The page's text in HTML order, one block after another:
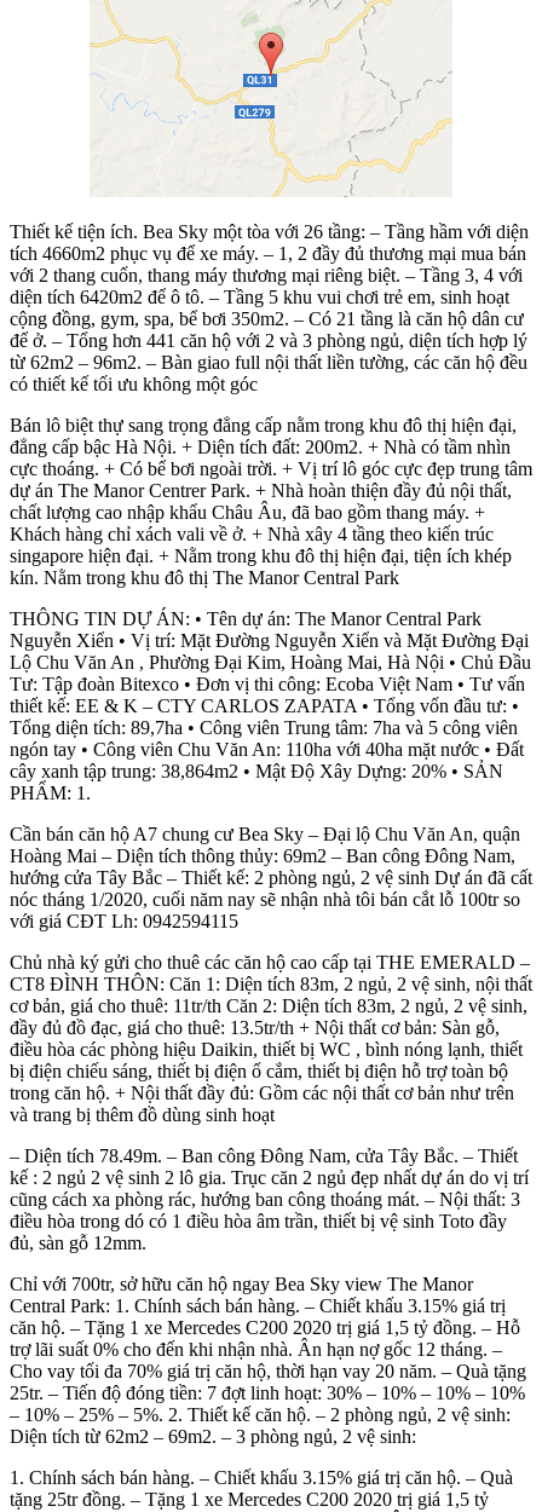
Thiết kế tiện ích. Bea Sky một tòa với 26 tầng: – Tầng hầm với diện
tích 4660m2 phục vụ để xe máy. – 1, 2 đầy đủ thương mại mua bán
với 2 thang cuốn, thang máy thương mại riêng biệt. – Tầng 3, 4 với
diện tích 6420m2 để ô tô. – Tầng 5 khu vui chơi trẻ em, sinh hoạt
cộng đồng, gym, spa, bể bơi 350m2. – Có 21 tầng là căn hộ dân cư
để ở. – Tổng hơn 441 căn hộ với 2 và 3 phòng ngủ, diện tích hợp lý
từ 62m2 – 96m2. – Bàn giao full nội thất liền tường, các căn hộ đều
có thiết kế tối ưu không một góc
Bán lô biệt thự sang trọng đẳng cấp nằm trong khu đô thị hiện đại,
đẳng cấp bậc Hà Nội. + Diện tích đất: 200m2. + Nhà có tầm nhìn
cực thoáng. + Có bể bơi ngoài trời. + Vị trí lô góc cực đẹp trung tâm
dự án The Manor Centrer Park. + Nhà hoàn thiện đầy đủ nội thất,
chất lượng cao nhập khẩu Châu Âu, đã bao gồm thang máy. +
Khách hàng chỉ xách vali về ở. + Nhà xây 4 tầng theo kiến trúc
singapore hiện đại. + Nằm trong khu đô thị hiện đại, tiện ích khép
kín. Nằm trong khu đô thị The Manor Central Park
THÔNG TIN DỰ ÁN: • Tên dự án: The Manor Central Park
Nguyễn Xiển • Vị trí: Mặt Đường Nguyễn Xiển và Mặt Đường Đại
Lộ Chu Văn An , Phường Đại Kim, Hoàng Mai, Hà Nội • Chủ Đầu
Tư: Tập đoàn Bitexco • Đơn vị thi công: Ecoba Việt Nam • Tư vấn
thiết kế: EE & K – CTY CARLOS ZAPATA • Tổng vốn đầu tư: •
Tổng diện tích: 89,7ha • Công viên Trung tâm: 7ha và 5 công viên
ngón tay • Công viên Chu Văn An: 110ha với 40ha mặt nước • Đất
cây xanh tập trung: 38,864m2 • Mật Độ Xây Dựng: 20% • SẢN
PHẨM: 1.
Cần bán căn hộ A7 chung cư Bea Sky – Đại lộ Chu Văn An, quận
Hoàng Mai – Diện tích thông thủy: 69m2 – Ban công Đông Nam,
hướng cửa Tây Bắc – Thiết kế: 2 phòng ngủ, 2 vệ sinh Dự án đã cất
nóc tháng 1/2020, cuối năm nay sẽ nhận nhà tôi bán cắt lỗ 100tr so
với giá CĐT Lh: 0942594115
Chủ nhà ký gửi cho thuê các căn hộ cao cấp tại THE EMERALD –
CT8 ĐÌNH THÔN: Căn 1: Diện tích 83m, 2 ngủ, 2 vệ sinh, nội thất
cơ bản, giá cho thuê: 11tr/th Căn 2: Diện tích 83m, 2 ngủ, 2 vệ sinh,
đầy đủ đồ đạc, giá cho thuê: 13.5tr/th + Nội thất cơ bản: Sàn gỗ,
điều hòa các phòng hiệu Daikin, thiết bị WC , bình nóng lạnh, thiết
bị điện chiếu sáng, thiết bị điện ổ cắm, thiết bị điện hỗ trợ toàn bộ
trong căn hộ. + Nội thất đầy đủ: Gồm các nội thất cơ bản như trên
và trang bị thêm đồ dùng sinh hoạt
– Diện tích 78.49m. – Ban công Đông Nam, cửa Tây Bắc. – Thiết
kế : 2 ngủ 2 vệ sinh 2 lô gia. Trục căn 2 ngủ đẹp nhất dự án do vị trí
cũng cách xa phòng rác, hướng ban công thoáng mát. – Nội thất: 3
điều hòa trong dó có 1 điều hòa âm trần, thiết bị vệ sinh Toto đầy
đủ, sàn gỗ 12mm.
Chỉ với 700tr, sở hữu căn hộ ngay Bea Sky view The Manor
Central Park: 1. Chính sách bán hàng. – Chiết khấu 3.15% giá trị
căn hộ. – Tặng 1 xe Mercedes C200 2020 trị giá 1,5 tỷ đồng. – Hỗ
trợ lãi suất 0% cho đến khi nhận nhà. Ân hạn nợ gốc 12 tháng. –
Cho vay tối đa 70% giá trị căn hộ, thời hạn vay 20 năm. – Quà tặng
25tr. – Tiến độ đóng tiền: 7 đợt linh hoạt: 30% – 10% – 10% – 10%
– 10% – 25% – 5%. 2. Thiết kế căn hộ. – 2 phòng ngủ, 2 vệ sinh:
Diện tích từ 62m2 – 69m2. – 3 phòng ngủ, 2 vệ sinh:
1. Chính sách bán hàng. – Chiết khấu 3.15% giá trị căn hộ. – Quà
tặng 25tr đồng. – Tặng 1 xe Mercedes C200 2020 trị giá 1,5 tỷ